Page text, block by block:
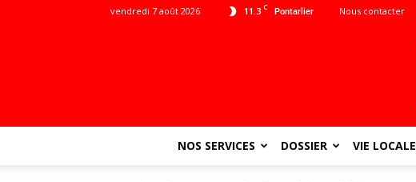
11.3 C Pontarlier
vendredi 7 août 2026 Nous contacter
NOS SERVICES DOSSIER VIE LOCALE